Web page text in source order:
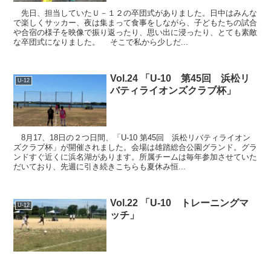
先日、担当していたＵ－１２の卒団式がありました。日中はみんな
で楽しくサッカー、夜は集まって食事をしながら、子どもたちの試合
や合宿の様子を映像で振り返ったり、思い出に浸ったり、とても素敵
な卒団式になりました。 そこで私から少しだ...
U-12
Vol.24 「U-10 第45回 浜松リ
バティライオンズクラブ杯」
8月17、18日の２つ日間、「U-10 第45回 浜松リバティライオン
ズクラブ杯」が開催されました。会場は雄踏総合公園グランド。グラ
ンドすぐ近くに浜名湖があります。所属チームは毎年参加させていた
だいており、先週に引き続きこちらも夏休み恒...
U-12
Vol.22 「U-10 トレーニングマ
ッチ」